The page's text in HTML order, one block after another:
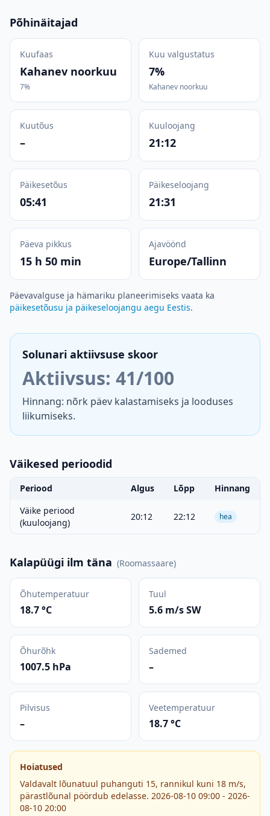
Põhinäitajad
Kuufaas
Kahanev noorkuu
7%
Kuu valgustatus
7%
Kahanev noorkuu
Kuutõus
–
Kuuloojang
21:12
Päikesetõus
05:41
Päikeseloojang
21:31
Päeva pikkus
15 h 50 min
Ajavöönd
Europe/Tallinn
Päevavalguse ja hämariku planeerimiseks vaata ka
päikesetõusu ja päikeseloojangu aegu Eestis.
Solunari aktiivsuse skoor
Aktiivsus: 41/100
Hinnang: nõrk päev kalastamiseks ja looduses
liikumiseks.
Väikesed perioodid
Periood Algus Lõpp
Hinnang
Väike periood
(kuuloojang)
20:12 22:12 hea
Kalapüügi ilm täna (Roomassaare)
Õhutemperatuur
18.7 °C
Tuul
5.6 m/s SW
Õhurõhk
1007.5 hPa
Sademed
–
Pilvisus
–
Veetemperatuur
18.7 °C
Hoiatused
Valdavalt lõunatuul puhanguti 15, rannikul kuni 18 m/s,
pärastlõunal pöördub edelasse. 2026-08-10 09:00 - 2026-
08-10 20:00